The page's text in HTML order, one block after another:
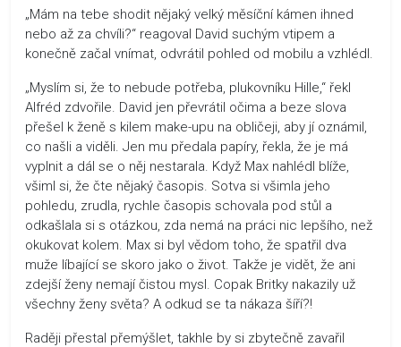
„Mám na tebe shodit nějaký velký měsíční kámen ihned
nebo až za chvíli?“ reagoval David suchým vtipem a
konečně začal vnímat, odvrátil pohled od mobilu a vzhlédl.
„Myslím si, že to nebude potřeba, plukovníku Hille,“ řekl
Alfréd zdvořile. David jen převrátil očima a beze slova
přešel k ženě s kilem make-upu na obličeji, aby jí oznámil,
co našli a viděli. Jen mu předala papíry, řekla, že je má
vyplnit a dál se o něj nestarala. Když Max nahlédl blíže,
všiml si, že čte nějaký časopis. Sotva si všimla jeho
pohledu, zrudla, rychle časopis schovala pod stůl a
odkašlala si s otázkou, zda nemá na práci nic lepšího, než
okukovat kolem. Max si byl vědom toho, že spatřil dva
muže líbající se skoro jako o život. Takže je vidět, že ani
zdejší ženy nemají čistou mysl. Copak Britky nakazily už
všechny ženy světa? A odkud se ta nákaza šíří?!
Raději přestal přemýšlet, takhle by si zbytečně zavařil